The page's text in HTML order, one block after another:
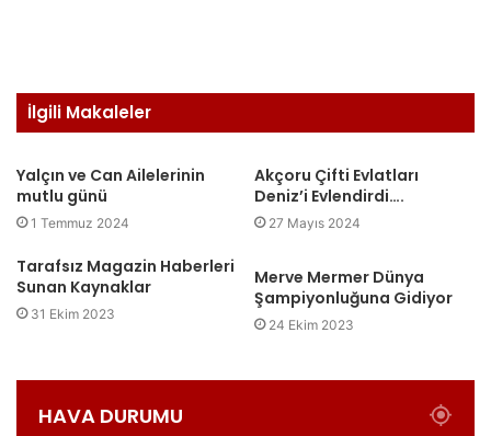
İlgili Makaleler
Yalçın ve Can Ailelerinin
mutlu günü
1 Temmuz 2024
Akçoru Çifti Evlatları
Deniz’i Evlendirdi….
27 Mayıs 2024
Tarafsız Magazin Haberleri
Sunan Kaynaklar
31 Ekim 2023
Merve Mermer Dünya
Şampiyonluğuna Gidiyor
24 Ekim 2023
HAVA DURUMU